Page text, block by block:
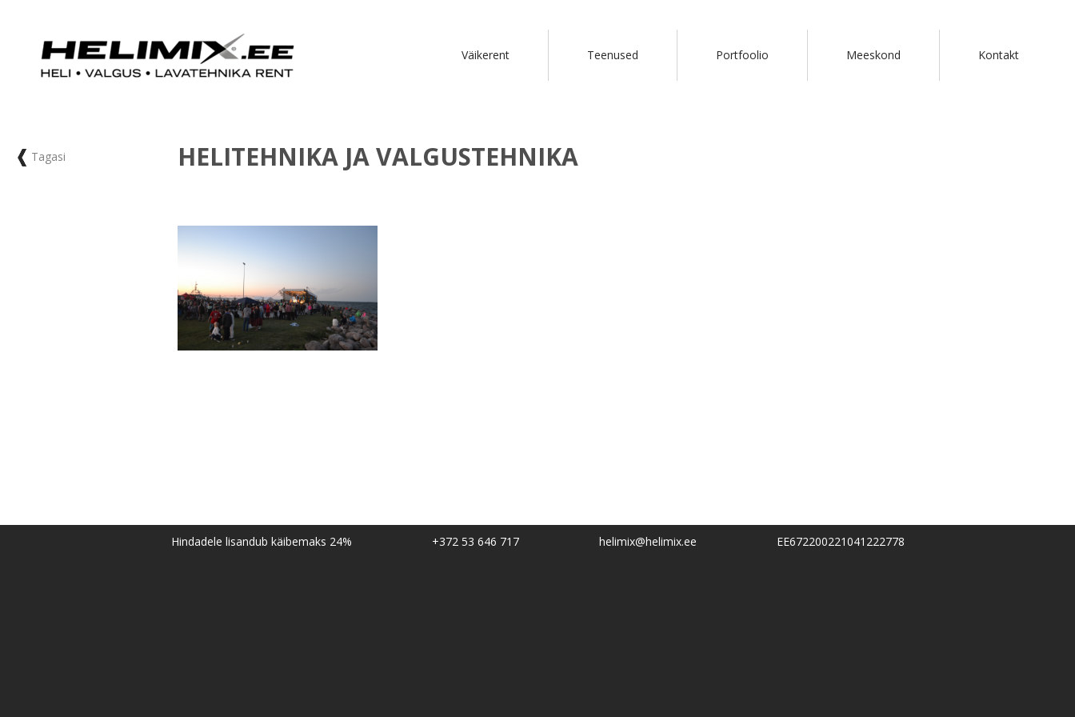
Väikerent Teenused Portfoolio Meeskond Kontakt
Tagasi HELITEHNIKA JA VALGUSTEHNIKA
Hindadele lisandub käibemaks 24% +372 53 646 717 helimix@helimix.ee EE672200221041222778